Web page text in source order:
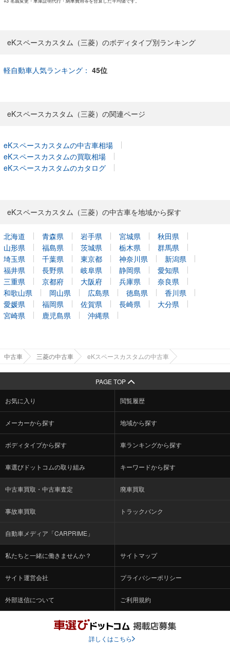
eKスペースカスタム（三菱）のボディタイプ別ランキング
軽自動車人気ランキング： 45位
eKスペースカスタム（三菱）の関連ページ
eKスペースカスタムの中古車相場
eKスペースカスタムの買取相場
eKスペースカスタムのカタログ
eKスペースカスタム（三菱）の中古車を地域から探す
北海道 青森県 岩手県 宮城県
秋田県
山形県
福島県 茨城県 栃木県
群馬県
埼玉県
千葉県 東京都 神奈川県
新潟県
福井県
長野県 岐阜県 静岡県
愛知県
三重県
京都府 大阪府 兵庫県
奈良県
和歌山県
岡山県 広島県 徳島県
香川県
愛媛県
福岡県 佐賀県 長崎県
大分県
宮崎県
鹿児島県 沖縄県
中古車 三菱の中古車 eKスペースカスタムの中古車
PAGE TOP
お気に入り 閲覧履歴
メーカーから探す 地域から探す
ボディタイプから探す 車ランキングから探す
車選びドットコムの取り組み キーワードから探す
中古車買取・中古車査定 廃車買取
事故車買取 トラックバンク
自動車メディア「CARPRIME」
私たちと一緒に働きませんか？ サイトマップ
サイト運営会社 プライバシーポリシー
外部送信について ご利用規約
詳しくはこちら